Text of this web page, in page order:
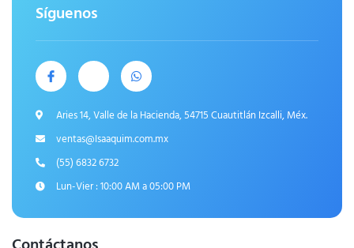
Síguenos
Aries 14, Valle de la Hacienda, 54715 Cuautitlán Izcalli, Méx.
ventas@Isaaquim.com.mx
(55) 6832 6732
Lun-Vier : 10:00 AM a 05:00 PM